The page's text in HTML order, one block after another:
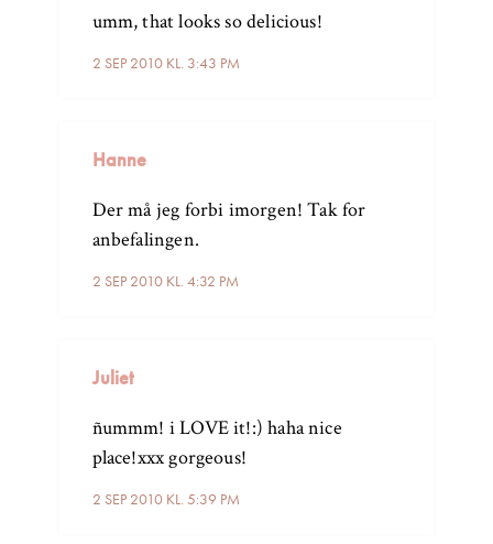
2 SEP 2010 KL. 3:43 PM
umm, that looks so delicious!
Hanne
2 SEP 2010 KL. 4:32 PM
Der må jeg forbi imorgen! Tak for
anbefalingen.
Juliet
2 SEP 2010 KL. 5:39 PM
ñummm! i LOVE it!:) haha nice
place!xxx gorgeous!